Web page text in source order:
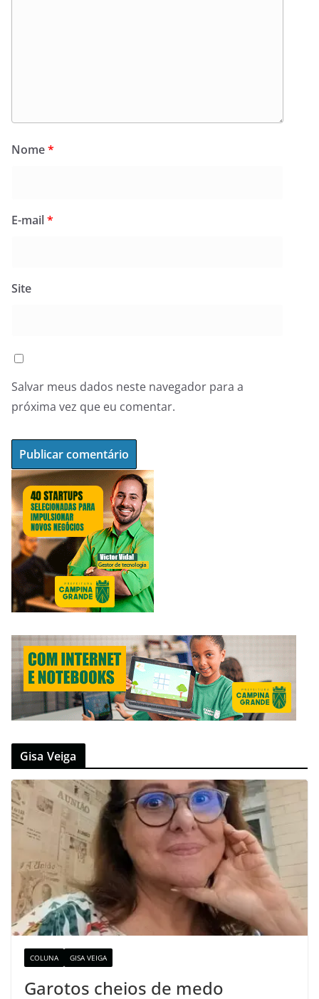
Nome*
E-mail*
Site
Salvar meus dados neste navegador para a
próxima vez que eu comentar.
Gisa Veiga
COLUNA GISA VEIGA
Garotos cheios de medo